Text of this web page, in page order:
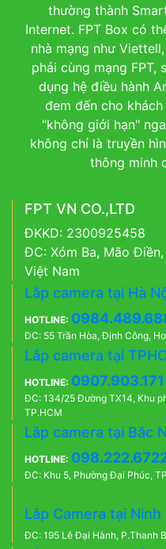
thường thành
Internet. FPT Box có
nhà mạng như
phải cùng mạng FPT,
dụng hệ điều hành
đem đến cho
"không giới hạn"
không chỉ là truyền
thông minh
FPT VN CO.,LTD
ĐKKD: 2300925458
ĐC: Xóm Ba, Mão
Việt Nam
Lắp camera tại Hà
HOTLINE:
ĐC: 55 Trần Hòa, Định Công,
Lắp camera tại
HOTLINE: 0907.903.171
ĐC: 134/25 Đường TX14, Khu
TP.HCM
Lắp camera tại Bắc
HOTLINE:
ĐC: Khu 5, Phường Đại Phúc,
Lắp Camera tại Ninh
ĐC: 195 Lê Đại Hành, P.Thanh